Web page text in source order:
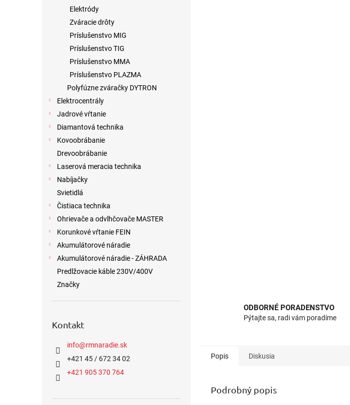
Elektródy
Zváracie drôty
Príslušenstvo MIG
Príslušenstvo TIG
Príslušenstvo MMA
Príslušenstvo PLAZMA
Polyfúzne zváračky DYTRON
Elektrocentrály
Jadrové vŕtanie
Diamantová technika
Kovoobrábanie
Drevoobrábanie
Laserová meracia technika
Nabíjačky
Svietidlá
Čistiaca technika
Ohrievače a odvlhčovače MASTER
Korunkové vŕtanie FEIN
Akumulátorové náradie
Akumulátorové náradie - ZÁHRADA
Predlžovacie káble 230V/400V
Značky
Kontakt
info@rmnaradie.sk
+421 45 / 672 34 02
+421 905 370 764
ODBORNÉ PORADENSTVO
Pýtajte sa, radi vám poradíme
Popis Diskusia
Podrobný popis